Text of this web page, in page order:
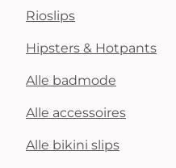
Rioslips
Hipsters & Hotpants
Alle badmode
Alle accessoires
Alle bikini slips